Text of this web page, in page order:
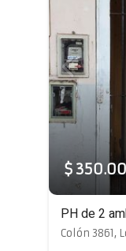
$
Colón 3861,